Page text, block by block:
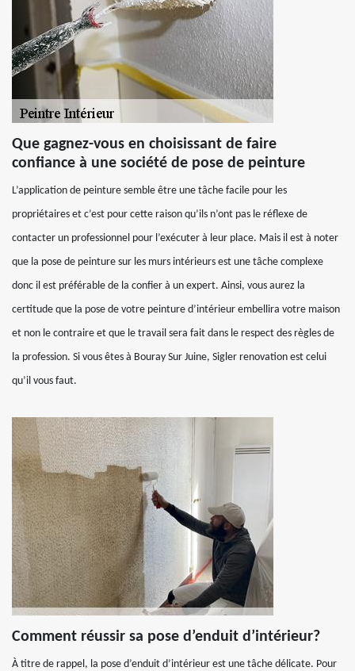
Que gagnez-vous en choisissant de faire
confiance à une société de pose de peinture
L’application de peinture semble être une tâche facile pour les
propriétaires et c’est pour cette raison qu’ils n’ont pas le réflexe de
contacter un professionnel pour l’exécuter à leur place. Mais il est à noter
que la pose de peinture sur les murs intérieurs est une tâche complexe
donc il est préférable de la confier à un expert. Ainsi, vous aurez la
certitude que la pose de votre peinture d’intérieur embellira votre maison
et non le contraire et que le travail sera fait dans le respect des règles de
la profession. Si vous êtes à Bouray Sur Juine, Sigler renovation est celui
qu’il vous faut.
Comment réussir sa pose d’enduit d’intérieur?
À titre de rappel, la pose d’enduit d’intérieur est une tâche délicate. Pour